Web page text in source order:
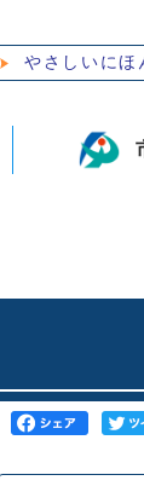
やさしいにほ